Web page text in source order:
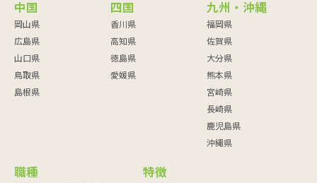
中国
岡山県
広島県
山口県
鳥取県
島根県
四国
香川県
高知県
徳島県
愛媛県
九州・沖縄
福岡県
佐賀県
大分県
熊本県
宮崎県
長崎県
鹿児島県
沖縄県
職種 特徴